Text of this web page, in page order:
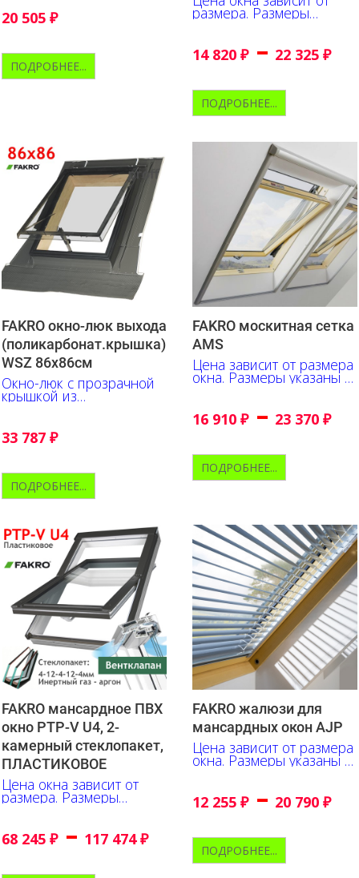
20 505 ₽
ПОДРОБНЕЕ...
размера. Размеры
указаны в см.
14 820 ₽ – 22 325 ₽
ПОДРОБНЕЕ...
FAKRO окно-люк выхода
(поликарбонат.крышка)
WSZ 86х86см
Окно-люк с прозрачной
крышкой из
поликарбоната. Все уже в
герметизирующим
окладом
33 787 ₽
ПОДРОБНЕЕ...
FAKRO москитная сетка
AMS
Цена зависит от размера
окна. Размеры указаны в
сантиметрах
16 910 ₽ – 23 370 ₽
ПОДРОБНЕЕ...
FAKRO мансардное ПВХ
окно PTP-V U4, 2-
камерный стеклопакет,
ПЛАСТИКОВОЕ
Цена окна зависит от
размера. Размеры
указаны в сантиметрах
68 245 ₽ – 117 474₽
FAKRO жалюзи для
мансардных окон AJP
Цена зависит от размера
окна. Размеры указаны в
сантиметрах
12 255 ₽ – 20 790 ₽
ПОДРОБНЕЕ...